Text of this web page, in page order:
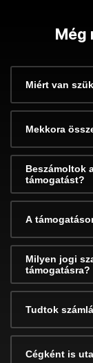
Még
Miért van
Mekkora
Beszámoltok
támogatást?
A
Milyen jogi
támogatásra?
Tudtok
Cégként is